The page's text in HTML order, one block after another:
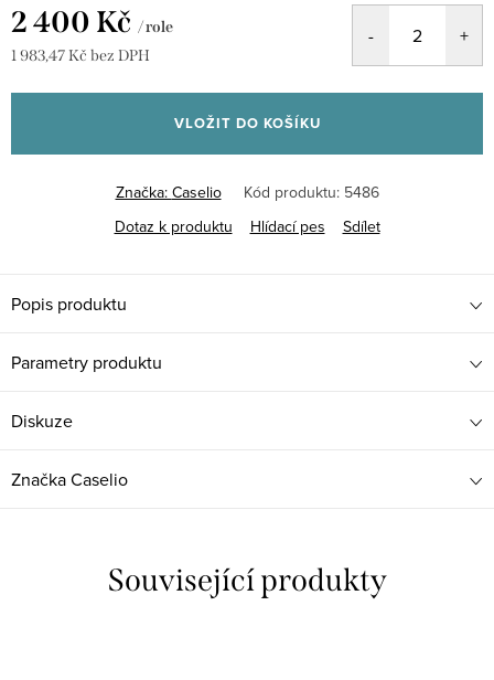
2 400 Kč / role
1 983,47 Kč bez DPH
cena:
VLOŽIT DO KOŠÍKU
Značka: Caselio Kód produktu: 5486
Dotaz k produktu
Hlídací pes Sdílet
Popis produktu
Parametry produktu
Diskuze
ZnačkaCaselio
Související produkty